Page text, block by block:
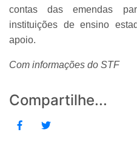
contas das emendas
instituições de ensino
apoio.
Com informações do STF
Compartilhe...